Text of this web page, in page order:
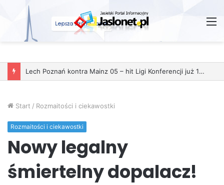
Lech Poznań kontra Mainz 05 – hit Ligi Konferencji już 11 grudnia
Start / Rozmaitości i ciekawostki
Rozmaitości i ciekawostki
Nowy legalny
śmiertelny dopalacz!